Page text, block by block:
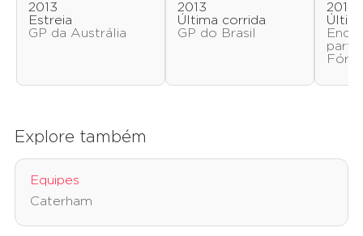
2013
Estreia
GP da Austrália
2013
Última corrida
GP do Brasil
2013
Explore também
Equipes
Caterham